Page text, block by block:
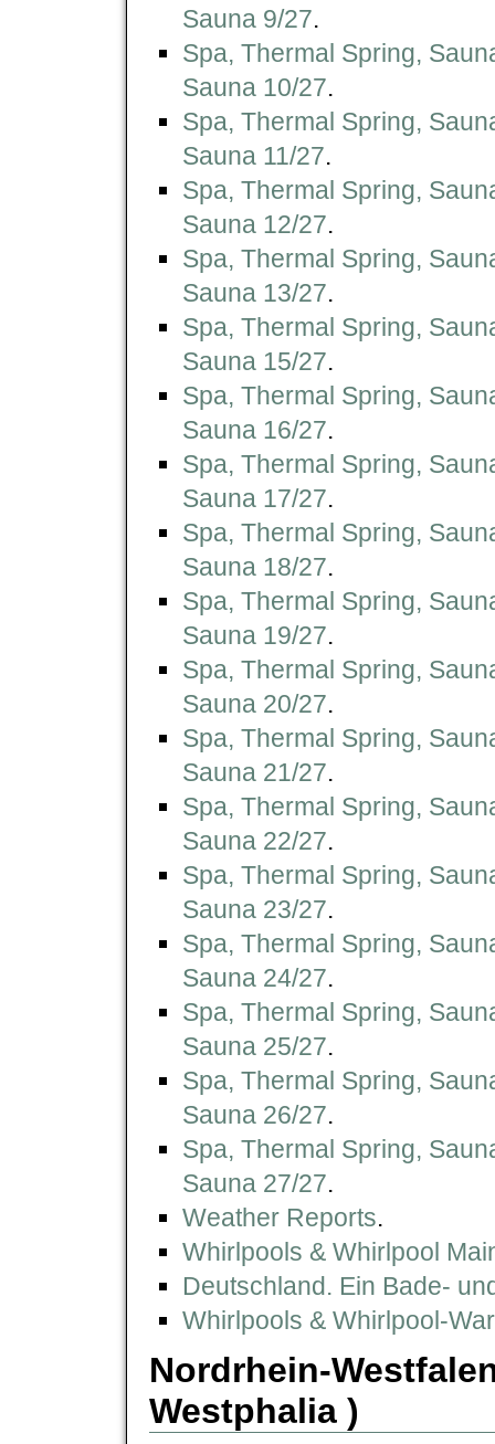
Sauna 9/27.
Spa, Thermal Spring,
Sauna 10/27.
Spa, Thermal Spring,
Sauna 11/27.
Spa, Thermal Spring,
Sauna 12/27.
Spa, Thermal Spring,
Sauna 13/27.
Spa, Thermal Spring,
Sauna 15/27.
Spa, Thermal Spring,
Sauna 16/27.
Spa, Thermal Spring,
Sauna 17/27.
Spa, Thermal Spring,
Sauna 18/27.
Spa, Thermal Spring,
Sauna 19/27.
Spa, Thermal Spring,
Sauna 20/27.
Spa, Thermal Spring,
Sauna 21/27.
Spa, Thermal Spring,
Sauna 22/27.
Spa, Thermal Spring,
Sauna 23/27.
Spa, Thermal Spring,
Sauna 24/27.
Spa, Thermal Spring,
Sauna 25/27.
Spa, Thermal Spring,
Sauna 26/27.
Spa, Thermal Spring,
Sauna 27/27.
Weather Reports.
Whirlpools & Whirlpool
Deutschland. Ein Bade-
Whirlpools & Whirlpool-
Nordrhein-
Westphalia )